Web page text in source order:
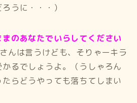
うに・・・）
まのあなたでいらしてください
んは言うけども、そりゃーキラ
るでしょうよ。（うしゃろん
らどうやっても落ちてしまい